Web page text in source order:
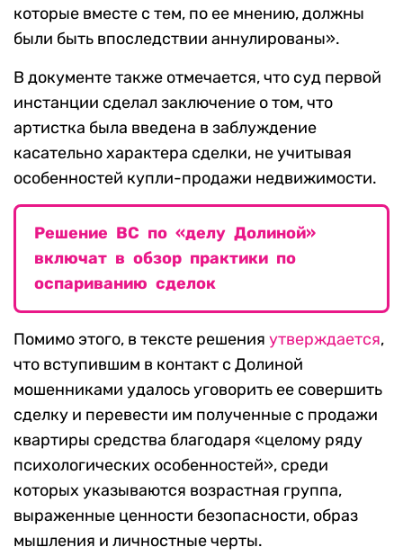
которые вместе с тем, по ее мнению, должны
были быть впоследствии аннулированы».
В документе также отмечается, что суд первой
инстанции сделал заключение о том, что
артистка была введена в заблуждение
касательно характера сделки, не учитывая
особенностей купли-продажи недвижимости.
Решение ВС по «делу Долиной»
включат в обзор практики по
оспариванию сделок
Помимо этого, в тексте решения утверждается,
что вступившим в контакт с Долиной
мошенниками удалось уговорить ее совершить
сделку и перевести им полученные с продажи
квартиры средства благодаря «целому ряду
психологических особенностей», среди
которых указываются возрастная группа,
выраженные ценности безопасности, образ
мышления и личностные черты.